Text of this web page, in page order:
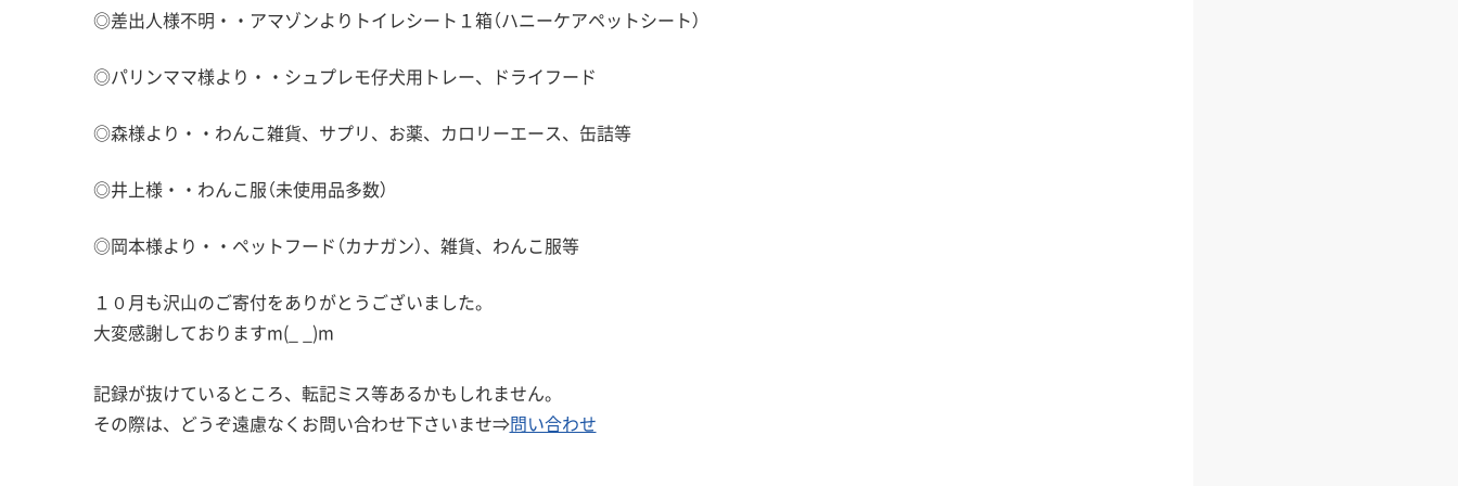
◎差出人様不明・・アマゾンよりトイレシート１箱（ハニーケアペットシート）
◎パリンママ様より・・シュプレモ仔犬用トレー、ドライフード
◎森様より・・わんこ雑貨、サプリ、お薬、カロリーエース、缶詰等
◎井上様・・わんこ服（未使用品多数）
◎岡本様より・・ペットフード（カナガン）、雑貨、わんこ服等
１０月も沢山のご寄付をありがとうございました。
大変感謝しておりますm(_ _)m
記録が抜けているところ、転記ミス等あるかもしれません。
その際は、どうぞ遠慮なくお問い合わせ下さいませ⇒問い合わせ